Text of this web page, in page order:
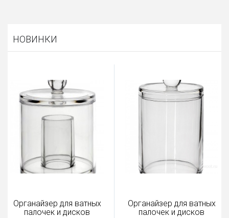
НОВИНКИ
Органайзер для ватных
палочек и дисков
Органайзер для ватных
палочек и дисков